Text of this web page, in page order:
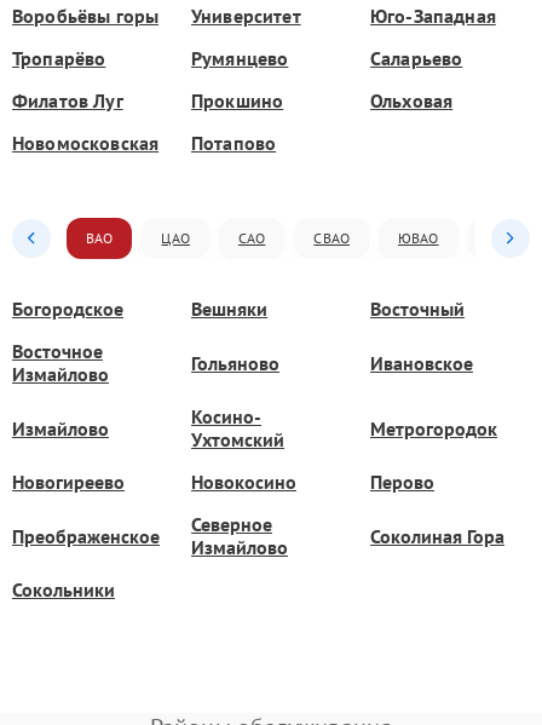
Воробьёвы горы
Университет
Юго-Западная
Тропарёво
Румянцево
Саларьево
Филатов Луг
Прокшино
Ольховая
Новомосковская
Потапово
ВАО ЦАО САО СВАО ЮВАО ЮАО
Богородское Вешняки
Восточный
Восточное
Измайлово
Гольяново Ивановское
Измайлово
Косино-
Ухтомский
Метрогородок
Новогиреево Новокосино Перово
Преображенское
Северное
Измайлово
Соколиная Гора
Сокольники